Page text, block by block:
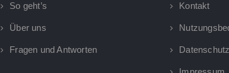
So geht’s
Über uns
Fragen und Antworten
Kontakt
Datenschutz